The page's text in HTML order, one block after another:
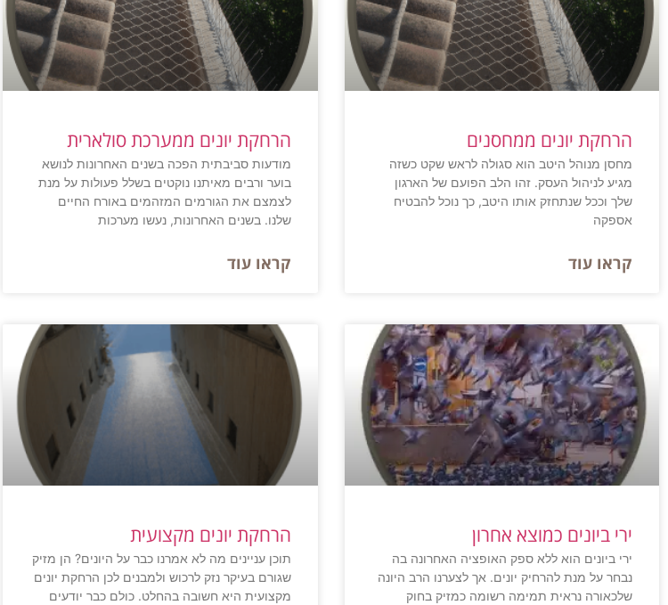
הרחקת יונים ממחסנים
מחסן מנוהל היטב הוא סגולה לראש שקט כשזה
מגיע לניהול העסק. זהו הלב הפועם של הארגון
שלך וככל שנתחזק אותו היטב, כך נוכל להבטיח
אספקה
קראו עוד
הרחקת יונים ממערכת סולארית
מודעות סביבתית הפכה בשנים האחרונות לנושא
בוער ורבים מאיתנו נוקטים בשלל פעולות על מנת
לצמצם את הגורמים המזהמים באורח החיים
שלנו. בשנים האחרונות, נעשו מערכות
קראו עוד
ירי ביונים כמוצא אחרון
ירי ביונים הוא ללא ספק האופציה האחרונה בה
נבחר על מנת להרחיק יונים. אך לצערנו הרב היונה
שלכאורה נראית תמימה רשומה כמזיק בחוק
הרחקת יונים מקצועית
תוכן עניינים מה לא אמרנו כבר על היונים? הן מזיק
שגורם בעיקר נזק לרכוש ולמבנים לכן הרחקת יונים
מקצועית היא חשובה בהחלט. כולם כבר יודעים